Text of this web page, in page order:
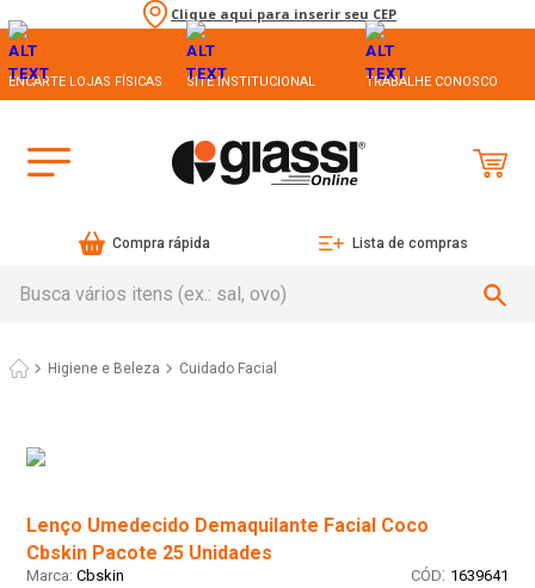
Clique aqui para inserir seu CEP
ENCARTE LOJAS FÍSICAS SITE INSTITUCIONAL TRABALHE CONOSCO
Compra rápida Lista de compras
Higiene e Beleza Cuidado Facial
Lenço Umedecido Demaquilante Facial Coco
Cbskin Pacote 25 Unidades
Cbskin : 1639641